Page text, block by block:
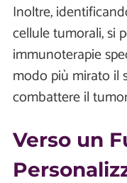
Inoltre,
cellule tumorali, si
immunoterapie
modo più mirato il
combattere il
Verso un